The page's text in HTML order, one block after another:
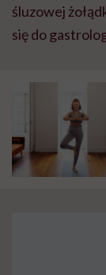
śluzowej
się do